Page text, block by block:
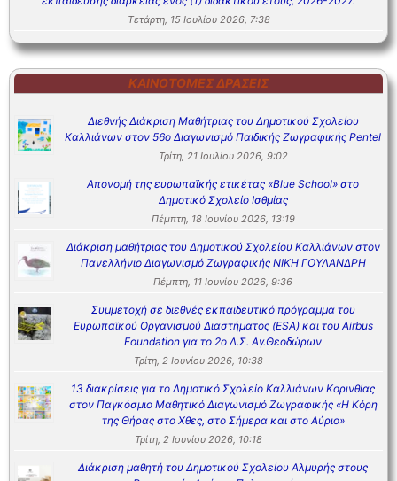
Τετάρτη, 15 Ιουλίου 2026, 7:38
ΚΑΙΝΟΤΌΜΕΣ ΔΡΆΣΕΙΣ
Διεθνής Διάκριση Μαθήτριας του Δημοτικού Σχολείου
Καλλιάνων στον 56ο Διαγωνισμό Παιδικής Ζωγραφικής Pentel
Τρίτη, 21 Ιουλίου 2026, 9:02
Απονομή της ευρωπαϊκής ετικέτας «Blue School» στο
Δημοτικό Σχολείο Ισθμίας
Πέμπτη, 18 Ιουνίου 2026, 13:19
Διάκριση μαθήτριας του Δημοτικού Σχολείου Καλλιάνων στον
Πανελλήνιο Διαγωνισμό Ζωγραφικής ΝΙΚΗ ΓΟΥΛΑΝΔΡΗ
Πέμπτη, 11 Ιουνίου 2026, 9:36
Συμμετοχή σε διεθνές εκπαιδευτικό πρόγραμμα του
Ευρωπαϊκού Οργανισμού Διαστήματος (ESA) και του Airbus
Foundation για το 2ο Δ.Σ. Αγ.Θεοδώρων
Τρίτη, 2 Ιουνίου 2026, 10:38
13 διακρίσεις για το Δημοτικό Σχολείο Καλλιάνων Κορινθίας
στον Παγκόσμιο Μαθητικό Διαγωνισμό Ζωγραφικής «Η Κόρη
της Θήρας στο Χθες, στο Σήμερα και στο Αύριο»
Τρίτη, 2 Ιουνίου 2026, 10:18
Διάκριση μαθητή του Δημοτικού Σχολείου Αλμυρής στους